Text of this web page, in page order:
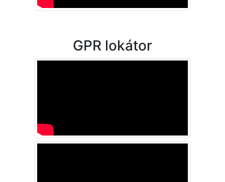
GPR lokátor